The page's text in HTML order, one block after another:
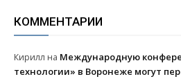
КОММЕНТАРИИ
Кирилл на Международную
технологии» в Воронеже могут